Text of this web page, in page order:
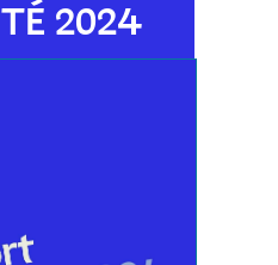
2024